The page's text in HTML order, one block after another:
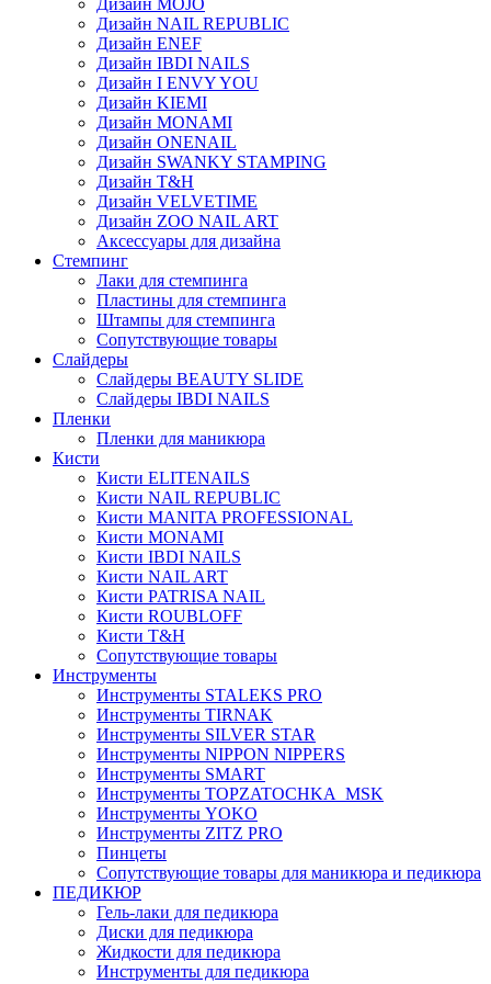
Дизайн MOJO
Дизайн NAIL REPUBLIC
Дизайн ENEF
Дизайн IBDI NAILS
Дизайн I ENVY YOU
Дизайн KIEMI
Дизайн MONAMI
Дизайн ONENAIL
Дизайн SWANKY STAMPING
Дизайн T&H
Дизайн VELVETIME
Дизайн ZOO NAIL ART
Аксессуары для дизайна
Стемпинг
Лаки для стемпинга
Пластины для стемпинга
Штампы для стемпинга
Сопутствующие товары
Слайдеры
Слайдеры BEAUTY SLIDE
Слайдеры IBDI NAILS
Пленки
Пленки для маникюра
Кисти
Кисти ELITENAILS
Кисти NAIL REPUBLIC
Кисти MANITA PROFESSIONAL
Кисти MONAMI
Кисти IBDI NAILS
Кисти NAIL ART
Кисти PATRISA NAIL
Кисти ROUBLOFF
Кисти T&H
Сопутствующие товары
Инструменты
Инструменты STALEKS PRO
Инструменты TIRNAK
Инструменты SILVER STAR
Инструменты NIPPON NIPPERS
Инструменты SMART
Инструменты TOPZATOCHKA_MSK
Инструменты YOKO
Инструменты ZITZ PRO
Пинцеты
Сопутствующие товары для маникюра и педикюра
ПЕДИКЮР
Гель-лаки для педикюра
Диски для педикюра
Жидкости для педикюра
Инструменты для педикюра